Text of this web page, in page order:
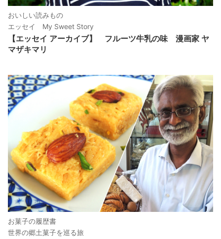
おいしい読みもの
エッセイ My Sweet Story
【エッセイ アーカイブ】 フルーツ牛乳の味 漫画家 ヤ
マザキマリ
お菓子の履歴書
世界の郷土菓子を巡る旅